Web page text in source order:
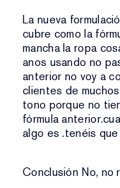
La nueva
cubre como la
mancha la ropa
anos usando no
anterior no voy a
clientes de
tono porque no
fórmula
algo es .tenéis
Conclusión No, no